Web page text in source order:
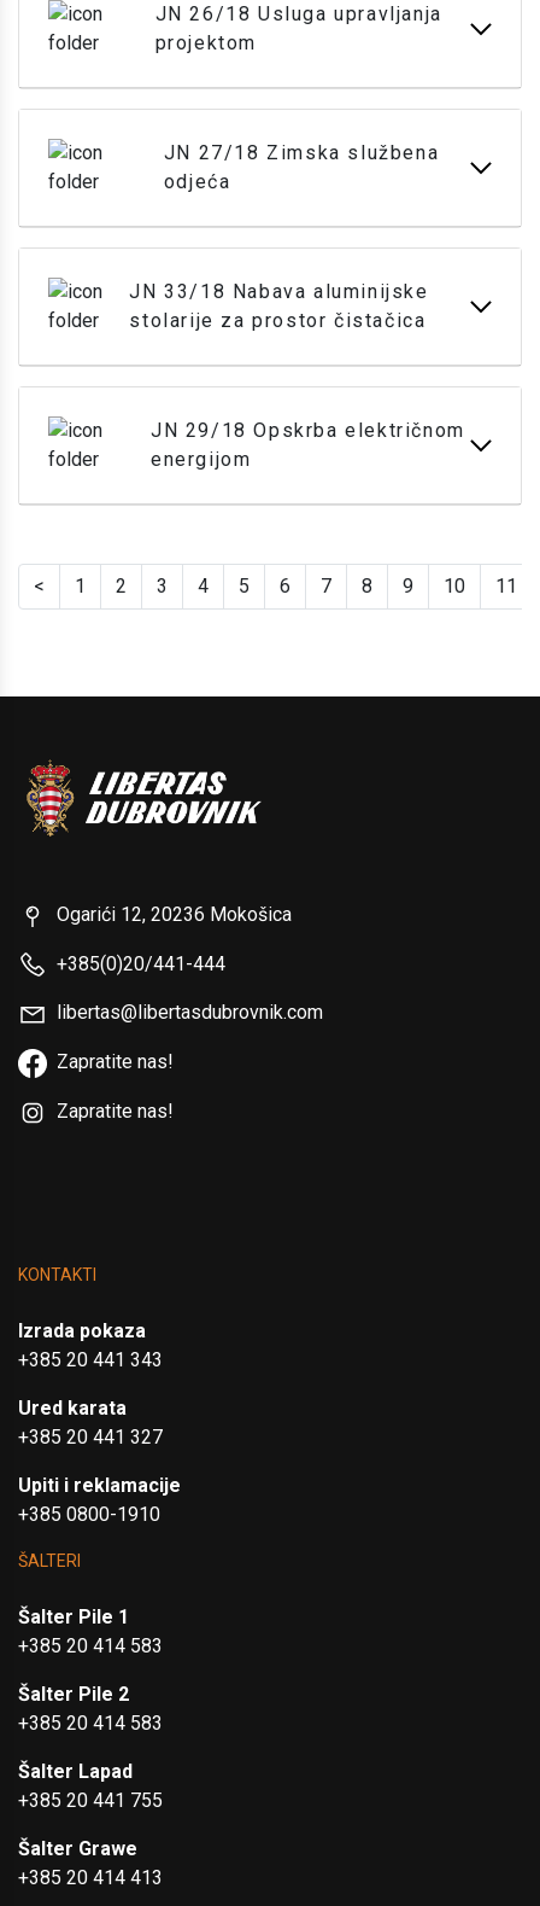
JN 26/18 Usluga upravljanja
projektom
JN 27/18 Zimska službena
odjeća
JN 33/18 Nabava aluminijske
stolarije za prostor čistačica
JN 29/18 Opskrba električnom
energijom
< 1 2 3 4 5 6 7 8 9 10 11
Ogarići 12, 20236 Mokošica
+385(0)20/441-444
libertas@libertasdubrovnik.com
Zapratite nas!
Zapratite nas!
KONTAKTI
Izrada pokaza
+385 20 441 343
Ured karata
+385 20 441 327
Upiti i reklamacije
+385 0800-1910
ŠALTERI
Šalter Pile 1
+385 20 414 583
Šalter Pile 2
+385 20 414 583
Šalter Lapad
+385 20 441 755
Šalter Grawe
+385 20 414 413